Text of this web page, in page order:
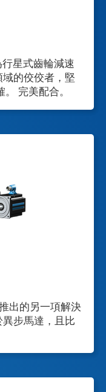
行星式齒輪減速
的佼佼者，堅
完美配合。
出的另一項解決
步馬達，且比